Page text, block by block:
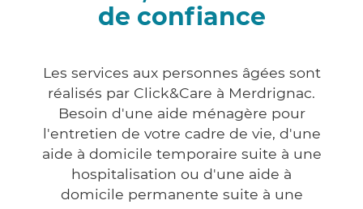
de confiance
Les services aux personnes âgées sont
réalisés par Click&Care à Merdrignac.
Besoin d'une aide ménagère pour
l'entretien de votre cadre de vie, d'une
aide à domicile temporaire suite à une
hospitalisation ou d'une aide à
domicile permanente suite à une